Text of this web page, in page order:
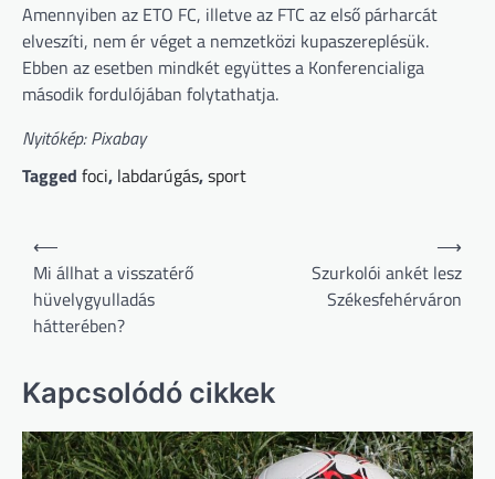
Amennyiben az ETO FC, illetve az FTC az első párharcát
elveszíti, nem ér véget a nemzetközi kupaszereplésük.
Ebben az esetben mindkét együttes a Konferencialiga
második fordulójában folytathatja.
Nyitókép: Pixabay
Tagged foci, labdarúgás,sport
Bejegyzés
navigáció
⟵
Mi állhat a visszatérő
hüvelygyulladás
hátterében?
Szurkolói ankét lesz
Székesfehérváron
⟶
Kapcsolódó cikkek